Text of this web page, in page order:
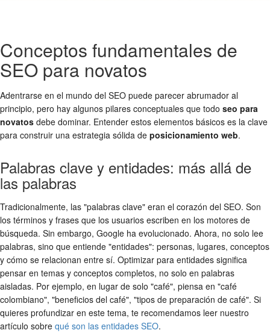
Conceptos fundamentales de
SEO para novatos
Adentrarse en el mundo del SEO puede parecer abrumador al
principio, pero hay algunos pilares conceptuales que todo seo para
novatos debe dominar. Entender estos elementos básicos es la clave
para construir una estrategia sólida de posicionamiento web.
Palabras clave y entidades: más allá de
las palabras
Tradicionalmente, las "palabras clave" eran el corazón del SEO. Son
los términos y frases que los usuarios escriben en los motores de
búsqueda. Sin embargo, Google ha evolucionado. Ahora, no solo lee
palabras, sino que entiende "entidades": personas, lugares, conceptos
y cómo se relacionan entre sí. Optimizar para entidades significa
pensar en temas y conceptos completos, no solo en palabras
aisladas. Por ejemplo, en lugar de solo "café", piensa en "café
colombiano", "beneficios del café", "tipos de preparación de café". Si
quieres profundizar en este tema, te recomendamos leer nuestro
artículo sobre qué son las entidades SEO.